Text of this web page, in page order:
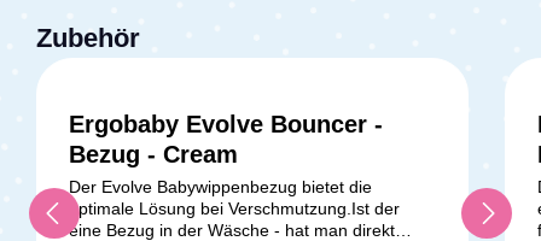
Zubehör
Ergobaby Evolve Bouncer -
Bezug - Cream
Der Evolve Babywippenbezug bietet die
optimale Lösung bei Verschmutzung.Ist der
eine Bezug in der Wäsche - hat man direkt